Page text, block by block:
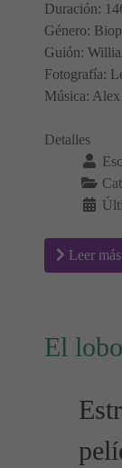
Duración:
Género:
Guión:
Fotografía:
Música:
Detalles
Leer
El